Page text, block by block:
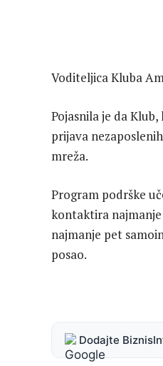
Voditeljica Kluba
Pojasnila je da
prijava
mreža.
Program podrške
kontaktira
najmanje pet
posao.
Dodajte